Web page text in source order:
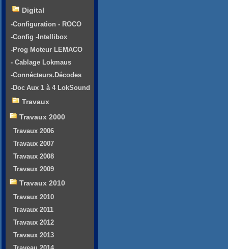
Digital
-Configuration - ROCO
-Config -Intellibox
-Prog Moteur LEMACO
- Cablage Lokmaus
-Connécteurs.Décodes
-Doc Aux 1 à 4 LokSound
Travaux
Travaux 2000
Travaux 2006
Travaux 2007
Travaux 2008
Travaux 2009
Travaux 2010
Travaux 2010
Travaux 2011
Travaux 2012
Travaux 2013